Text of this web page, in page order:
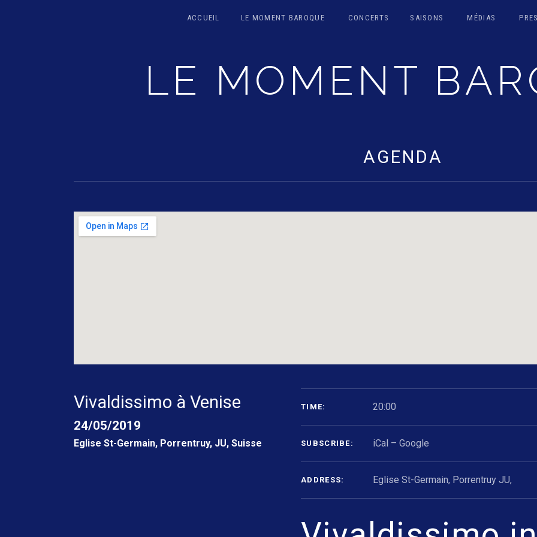
LE MOMENT
ACCUEIL LE MOMENT BAROQUE CONCERTS SAISONS MÉDIAS
AGENDA
Vivaldissimo à Venise
24/05/2019
Eglise St-Germain, Porrentruy, JU, Suisse
TIME 20:00
SUBSCRIBE iCal Google
ADDRESS Eglise St-Germain, Porrentruy JU,